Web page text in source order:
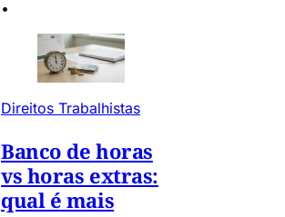
•
Direitos Trabalhistas
Banco de horas
vs horas extras:
qual é mais